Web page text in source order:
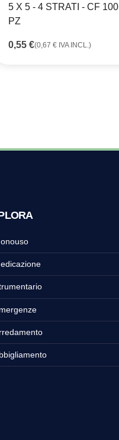
5 X 5 - 4 STRATI - CF 100
PZ
0,55 €(0,67 € IVA INCL.)